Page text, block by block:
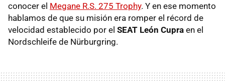
conocer el Megane R.S. 275 Trophy. Y en ese momento
hablamos de que su misión era romper el récord de
velocidad establecido por el SEAT León Cupra en el
Nordschleife de Nürburgring.